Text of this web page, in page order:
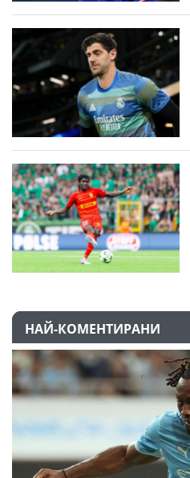
НАЙ-КОМЕНТИРАНИ